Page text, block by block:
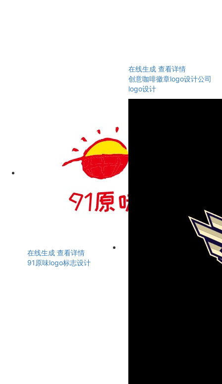
在线生成 查看详情
创意咖啡徽章logo设计公司
logo设计
在线生成 查看详情
91原味logo标志设计